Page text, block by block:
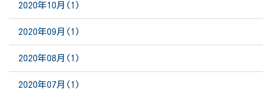
2020年10月(1)
2020年09月(1)
2020年08月(1)
2020年07月(1)